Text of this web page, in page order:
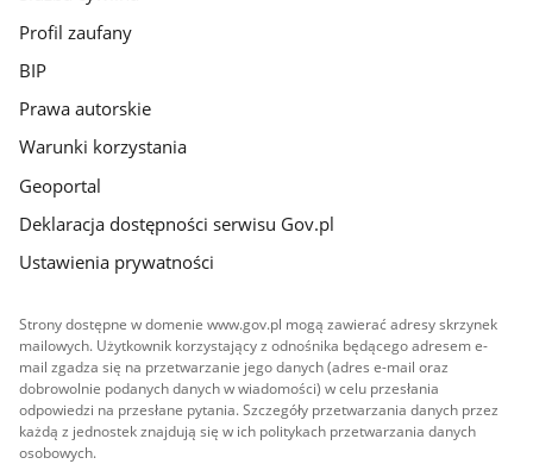
Profil zaufany
BIP
Prawa autorskie
Warunki korzystania
Geoportal
Deklaracja dostępności serwisu Gov.pl
Ustawienia prywatności
Strony dostępne w domenie www.gov.pl mogą zawierać adresy skrzynek
mailowych. Użytkownik korzystający z odnośnika będącego adresem e-
mail zgadza się na przetwarzanie jego danych (adres e-mail oraz
dobrowolnie podanych danych w wiadomości) w celu przesłania
odpowiedzi na przesłane pytania. Szczegóły przetwarzania danych przez
każdą z jednostek znajdują się w ich politykach przetwarzania danych
osobowych.